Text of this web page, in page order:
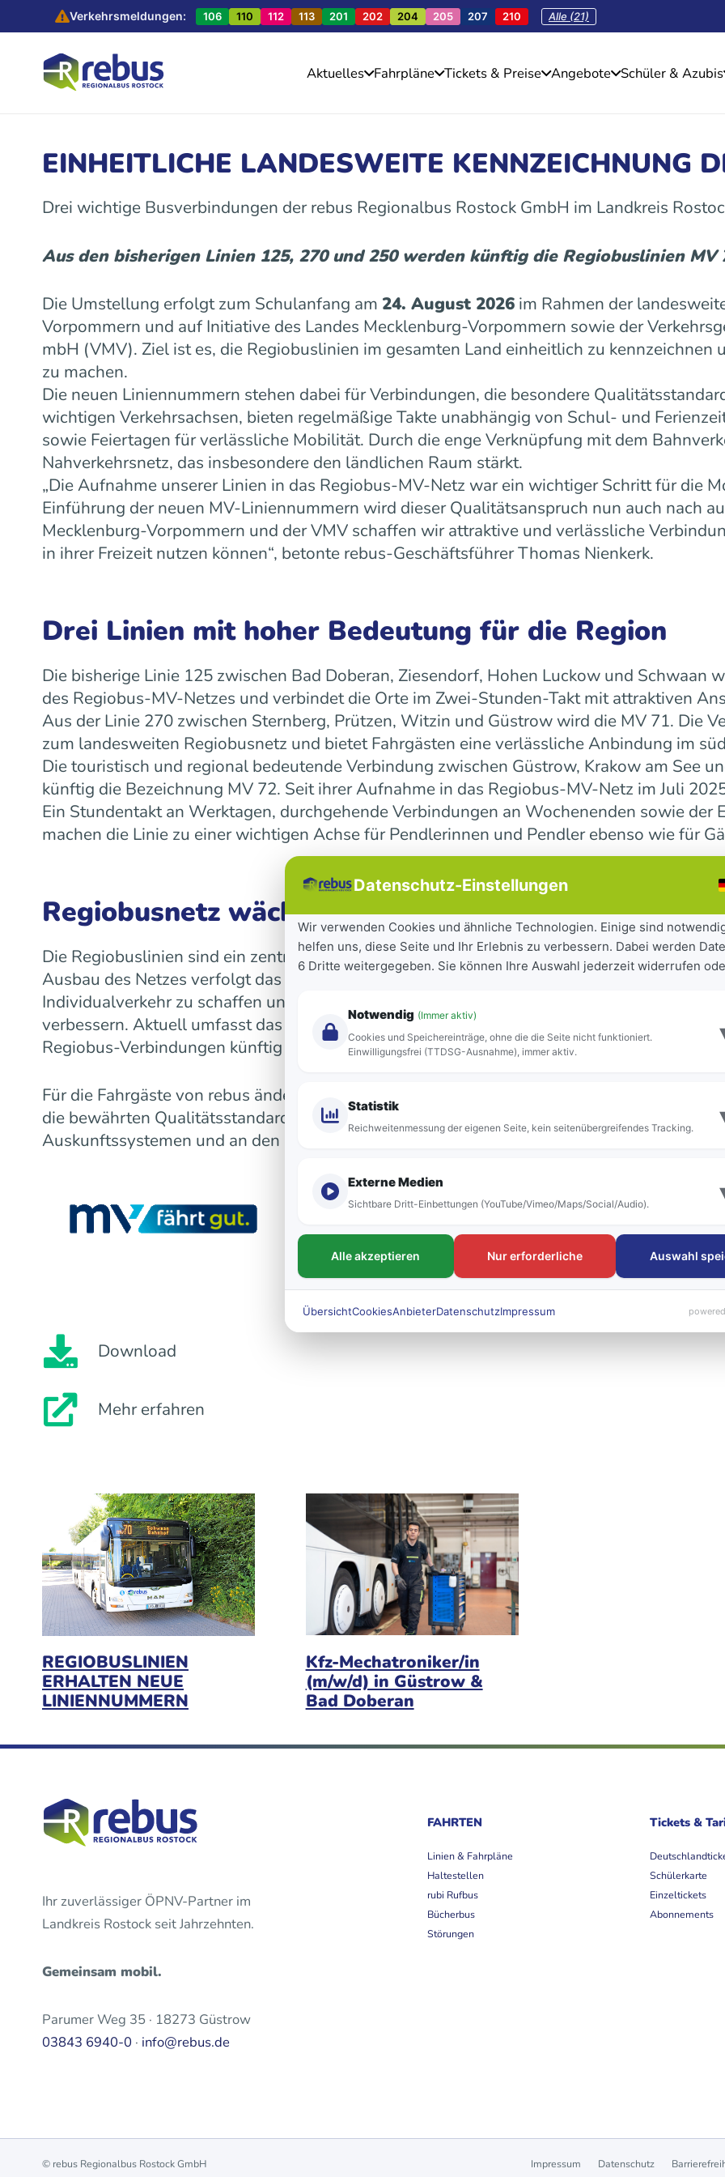
Verkehrsmeldungen: 106 110 112 113 201 202 204 205 207 210 Alle (21)
Aktuelles Fahrpläne Tickets & Preise Angebote Schüler & Azubis
EINHEITLICHE LANDESWEITE KENNZEICHNUNG
Drei wichtige Busverbindungen der rebus Regionalbus Rostock GmbH im Landkreis
Aus den bisherigen Linien 125, 270 und 250 werden künftig die Regiobuslinien MV
Die Umstellung erfolgt zum Schulanfang am 24. August 2026 im Rahmen der
Vorpommern und auf Initiative des Landes Mecklenburg-Vorpommern sowie der
mbH (VMV). Ziel ist es, die Regiobuslinien im gesamten Land einheitlich zu kennzeichnen
zu machen.
Die neuen Liniennummern stehen dabei für Verbindungen, die besondere
wichtigen Verkehrsachsen, bieten regelmäßige Takte unabhängig von Schul- und
sowie Feiertagen für verlässliche Mobilität. Durch die enge Verknüpfung mit dem
Nahverkehrsnetz, das insbesondere den ländlichen Raum stärkt.
„Die Aufnahme unserer Linien in das Regiobus-MV-Netz war ein wichtiger Schritt für die
Einführung der neuen MV-Liniennummern wird dieser Qualitätsanspruch nun auch nach
Mecklenburg-Vorpommern und der VMV schaffen wir attraktive und verlässliche
in ihrer Freizeit nutzen können“, betonte rebus-Geschäftsführer Thomas Nienkerk.
Drei Linien mit hoher Bedeutung für die Region
Die bisherige Linie 125 zwischen Bad Doberan, Ziesendorf, Hohen Luckow und Schwaan
des Regiobus-MV-Netzes und verbindet die Orte im Zwei-Stunden-Takt mit attraktiven
Aus der Linie 270 zwischen Sternberg, Prützen, Witzin und Güstrow wird die MV 71. Die
zum landesweiten Regiobusnetz und bietet Fahrgästen eine verlässliche Anbindung im
Die touristisch und regional bedeutende Verbindung zwischen Güstrow, Krakow am See
künftig die Bezeichnung MV 72. Seit ihrer Aufnahme in das Regiobus-MV-Netz im Juli
Ein Stundentakt an Werktagen, durchgehende Verbindungen an Wochenenden sowie der
machen die Linie zu einer wichtigen Achse für Pendlerinnen und Pendler ebenso wie für
Regiobusnetz wächst landesweit weiter
Die Regiobuslinien sind ein zentraler Bestandteil der seit 2023 laufenden
Ausbau des Netzes verfolgt das Land das Ziel, Städte und Gemeinden besser
Individualverkehr zu schaffen und die Mobilität für Bürgerinnen und Bürger sowie
verbessern. Aktuell umfasst das landesweite Netz 16 Regiobuslinien. Die neuen MV-
Regiobus-Verbindungen künftig auf einen Blick zu erkennen.
Für die Fahrgäste von rebus ändert sich mit der Umstellung vor allem die Bezeichnung
die bewährten Qualitätsstandards bleiben bestehen. Die neuen Liniennummern werden
Auskunftssystemen und an den Fahrzeugen sichtbar sein.
Download
Mehr erfahren
REGIOBUSLINIEN
ERHALTEN NEUE
LINIENNUMMERN
Kfz-Mechatroniker/in
(m/w/d) in Güstrow &
Bad Doberan
Ihr zuverlässiger ÖPNV-Partner im
Landkreis Rostock seit Jahrzehnten.
Gemeinsam mobil.
Parumer Weg 35 · 18273 Güstrow
03843 6940-0 · info@rebus.de
FAHRTEN
Linien & Fahrpläne
Haltestellen
rubi Rufbus
Bücherbus
Störungen
Tickets &
Schülerkarte
Einzeltickets
Abonnements
© rebus Regionalbus Rostock GmbH Impressum Datenschutz
Datenschutz-Einstellungen
Wir verwenden Cookies und ähnliche Technologien. Einige sind
helfen uns, diese Seite und Ihr Erlebnis zu verbessern. Dabei werden
6 Dritte weitergegeben. Sie können Ihre Auswahl jederzeit widerrufen
Notwendig (Immer aktiv)
Cookies und Speichereinträge, ohne die die Seite nicht funktioniert.
Einwilligungsfrei (TTDSG-Ausnahme), immer aktiv.
Statistik
Reichweitenmessung der eigenen Seite, kein seitenübergreifendes Tracking.
Externe Medien
Sichtbare Dritt-Einbettungen (YouTube/Vimeo/Maps/Social/Audio).
Alle akzeptieren Nur erforderliche Auswahl
ÜbersichtCookiesAnbieterDatenschutzImpressum